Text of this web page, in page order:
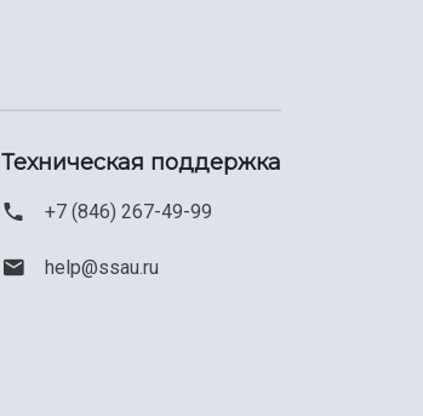
Техническая поддержка
+7 (846) 267-49-99
help@ssau.ru